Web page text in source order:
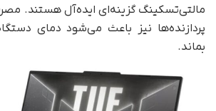
مالتی‌تسکینگ گزینه‌ای ایده‌آل هستند.
پردازنده‌ها نیز باعث می‌شود دمای
بماند.